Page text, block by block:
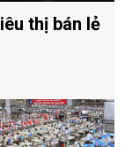
thị bán lẻ